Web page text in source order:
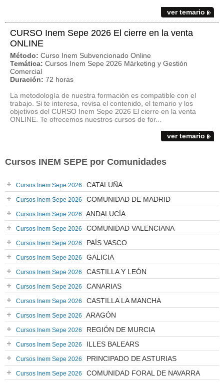
ver temario
CURSO Inem Sepe 2026 El cierre en la venta
ONLINE
Método: Curso Inem Subvencionado Online
Temática: Cursos Inem Sepe 2026 Márketing y Gestión
Comercial
Duración: 72 horas
La metodología de nuestra formación es compatible con el
trabajo. Si te interesa, revisa el contenido, el temario y los
objetivos del CURSO Inem Sepe 2026 El cierre en la venta
ONLINE. Te ofrecemos nuestros cursos de for...
ver temario
Cursos INEM SEPE por Comunidades
Cursos Inem Sepe 2026 CATALUÑA
Cursos Inem Sepe 2026 COMUNIDAD DE MADRID
Cursos Inem Sepe 2026 ANDALUCÍA
Cursos Inem Sepe 2026 COMUNIDAD VALENCIANA
Cursos Inem Sepe 2026 PAÍS VASCO
Cursos Inem Sepe 2026 GALICIA
Cursos Inem Sepe 2026 CASTILLA Y LEÓN
Cursos Inem Sepe 2026 CANARIAS
Cursos Inem Sepe 2026 CASTILLA LA MANCHA
Cursos Inem Sepe 2026 ARAGÓN
Cursos Inem Sepe 2026 REGIÓN DE MURCIA
Cursos Inem Sepe 2026 ILLES BALEARS
Cursos Inem Sepe 2026 PRINCIPADO DE ASTURIAS
Cursos Inem Sepe 2026 COMUNIDAD FORAL DE NAVARRA